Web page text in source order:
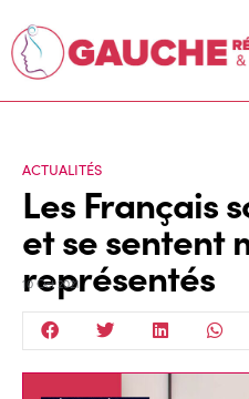
ACTUALITÉS
Les Français
et se sentent
représentés
10 Oct 2021